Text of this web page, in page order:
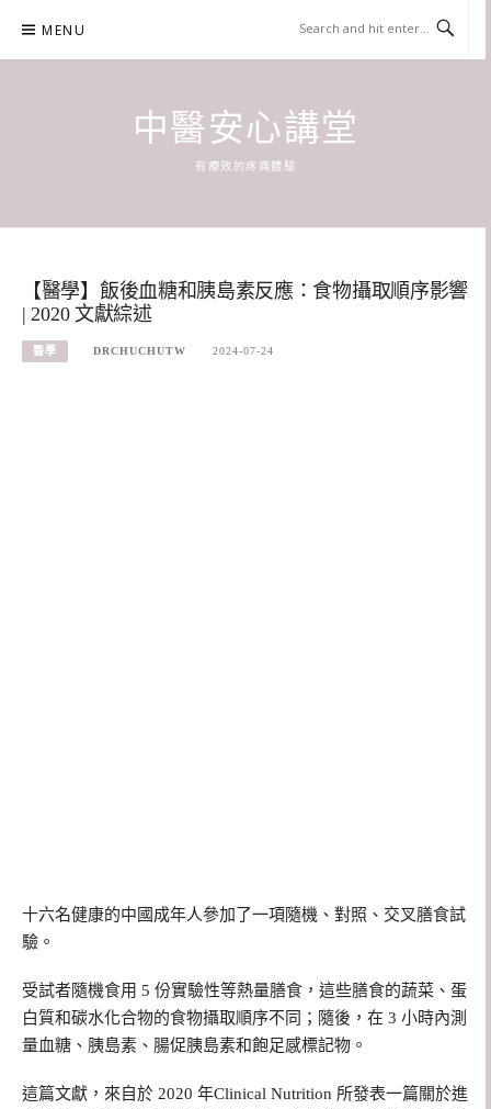
content
MENU
中醫安心講堂
有療效的疼痛體驗
【醫學】飯後血糖和胰島素反應：食物攝取順序影響
| 2020 文獻綜述
醫學 DRCHUCHUTW 2024-07-24
十六名健康的中國成年人參加了一項隨機、對照、交叉膳食試
驗。
受試者隨機食用 5 份實驗性等熱量膳食，這些膳食的蔬菜、蛋
白質和碳水化合物的食物攝取順序不同；隨後，在 3 小時內測
量血糖、胰島素、腸促胰島素和飽足感標記物。
這篇文獻，來自於 2020 年Clinical Nutrition 所發表一篇關於進